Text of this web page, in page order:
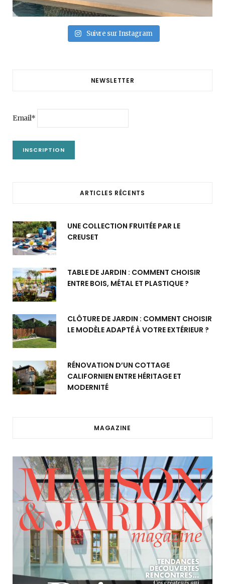
Suivre sur Instagram
NEWSLETTER
Email*
ARTICLES RÉCENTS
UNE COLLECTION FRUITÉE PAR LE
CREUSET
TABLE DE JARDIN : COMMENT CHOISIR
ENTRE BOIS, MÉTAL ET PLASTIQUE ?
CLÔTURE DE JARDIN : COMMENT CHOISIR
LE MODÈLE ADAPTÉ À VOTRE EXTÉRIEUR ?
RÉNOVATION D’UN COTTAGE
CALIFORNIEN ENTRE HÉRITAGE ET
MODERNITÉ
MAGAZINE